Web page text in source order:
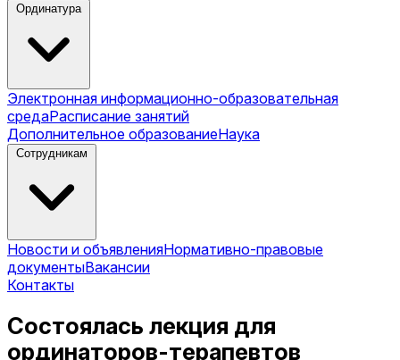
Ординатура
Электронная информационно-образовательная
средаРасписание занятий
Дополнительное образованиеНаука
Сотрудникам
Новости и объявленияНормативно-правовые
документыВакансии
Контакты
Состоялась лекция для
ординаторов-терапевтов